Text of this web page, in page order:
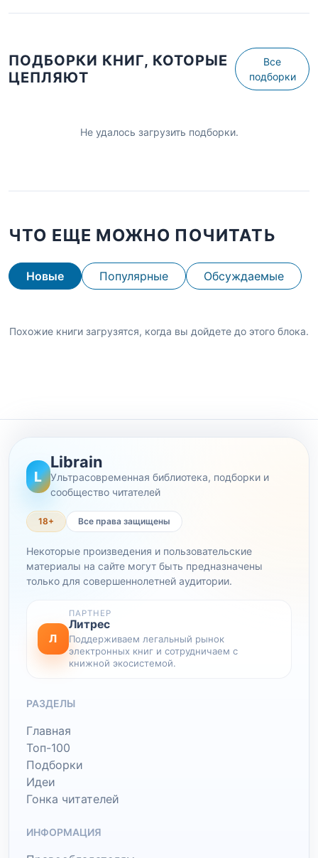
ПОДБОРКИ КНИГ, КОТОРЫЕ
ЦЕПЛЯЮТ
Все
подборки
Не удалось загрузить подборки.
ЧТО ЕЩЕ МОЖНО ПОЧИТАТЬ
Новые Популярные Обсуждаемые
Похожие книги загрузятся, когда вы дойдете до этого блока.
L
Librain
Ультрасовременная библиотека, подборки и
сообщество читателей
18+ Все права защищены
Некоторые произведения и пользовательские
материалы на сайте могут быть предназначены
только для совершеннолетней аудитории.
Л
ПАРТНЕР
Литрес
Поддерживаем легальный рынок
электронных книг и сотрудничаем с
книжной экосистемой.
РАЗДЕЛЫ
Главная
Топ-100
Подборки
Идеи
Гонка читателей
ИНФОРМАЦИЯ